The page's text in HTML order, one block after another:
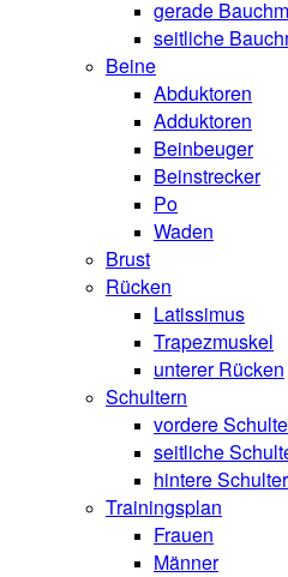
gerade
seitliche
Beine
Abduktoren
Adduktoren
Beinbeuger
Beinstrecker
Po
Waden
Brust
Rücken
Latissimus
Trapezmuskel
unterer Rücken
Schultern
vordere
seitliche
hintere Schulter
Trainingsplan
Frauen
Männer